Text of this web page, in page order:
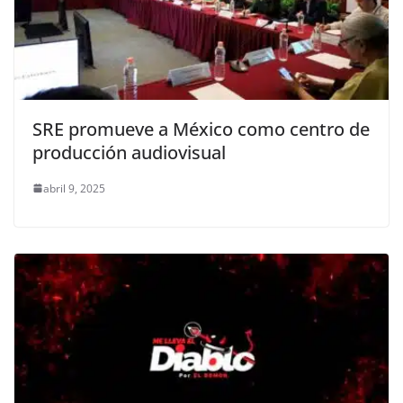
SRE promueve a México como centro de
producción audiovisual
abril 9, 2025